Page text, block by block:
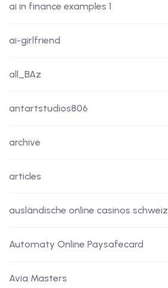
ai in finance examples 1
ai-girlfriend
all_BAz
antartstudios806
archive
articles
ausländische online casinos schweiz
Automaty Online Paysafecard
Avia Masters